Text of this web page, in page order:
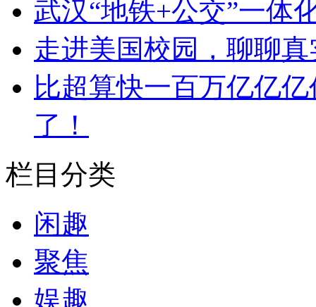
武汉“地铁+公交”一体
走进美国校园，聊聊
比超算快一百万亿亿
了！
栏目分类
闲趣
聚焦
娱趣